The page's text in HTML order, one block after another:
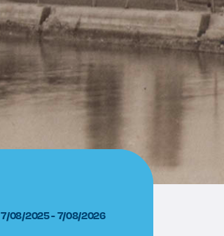
7/08/2025 - 7/08/2026